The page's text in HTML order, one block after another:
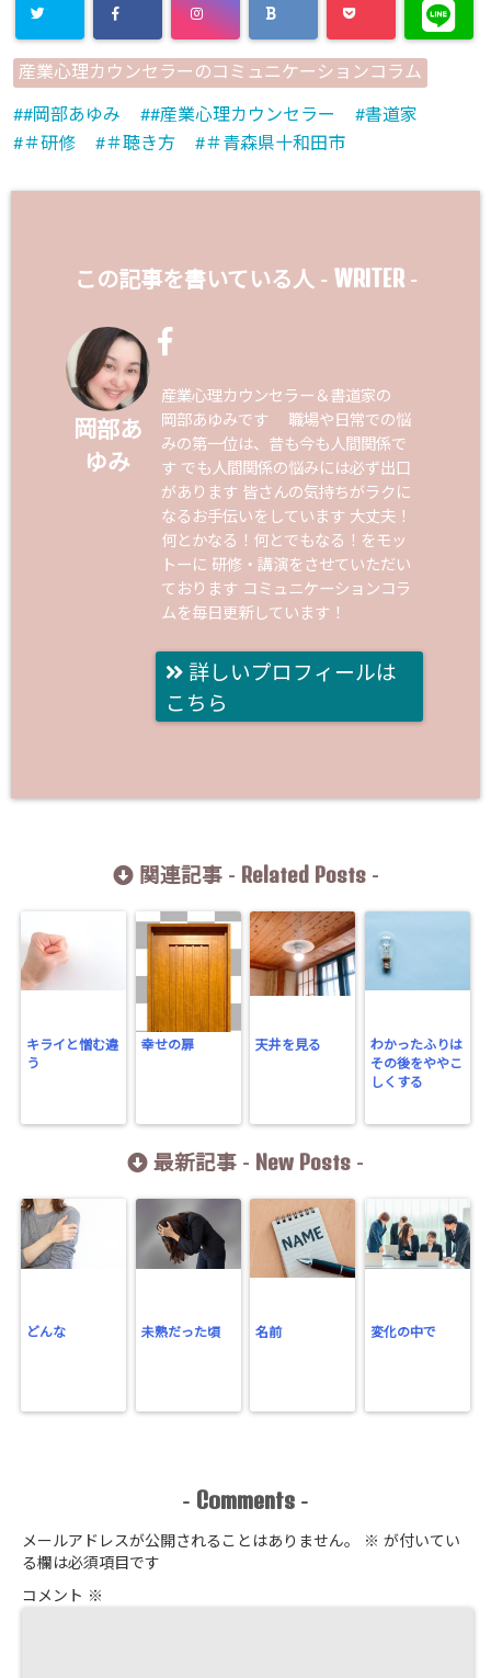
産業心理カウンセラーのコミュニケーションコラム
#岡部あゆみ #産業心理カウンセラー
書道家
＃研修
＃聴き方 ＃青森県十和田市
この記事を書いている人 - WRITER-
岡部あ
ゆみ
産業心理カウンセラー＆書道家の
岡部あゆみです 職場や日常での悩
みの第一位は、昔も今も人間関係で
す でも人間関係の悩みには必ず出口
があります 皆さんの気持ちがラクに
なるお手伝いをしています 大丈夫！
何とかなる！何とでもなる！をモッ
トーに 研修・講演をさせていただい
ております コミュニケーションコラ
ムを毎日更新しています！
詳しいプロフィールは
こちら
関連記事 - Related Posts-
キライと憎む違
う
幸せの扉 天井を見る
わかったふりは
その後をややこ
しくする
最新記事 - New Posts -
どんな 未熟だった頃 名前 変化の中で
- Comments -
メールアドレスが公開されることはありません。 ※ が付いてい
る欄は必須項目です
コメント ※